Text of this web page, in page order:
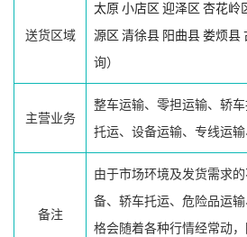
送货区域
太原小店区 迎泽区 杏花岭
源区 清徐县 阳曲县娄烦县
询）
主营业务
整车运输、零担运输、轿
托运、设备运输、专线运
备注
由于市场环境及发货需求
备、轿车托运、危险品运
格会随着各种行情经常动